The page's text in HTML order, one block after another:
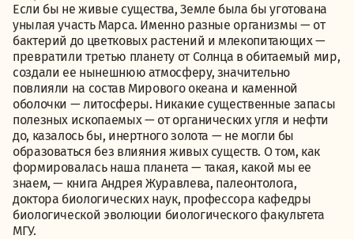
Если бы не живые существа, Земле была бы уготована
унылая участь Марса. Именно разные организмы — от
бактерий до цветковых растений и млекопитающих —
превратили третью планету от Солнца в обитаемый мир,
создали ее нынешнюю атмосферу, значительно
повлияли на состав Мирового океана и каменной
оболочки — литосферы. Никакие существенные запасы
полезных ископаемых — от органических угля и нефти
до, казалось бы, инертного золота — не могли бы
образоваться без влияния живых существ. О том, как
формировалась наша планета — такая, какой мы ее
знаем, — книга Андрея Журавлева, палеонтолога,
доктора биологических наук, профессора кафедры
биологической эволюции биологического факультета
МГУ.